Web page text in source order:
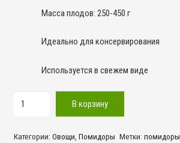
Масса плодов: 250-450 г
Идеально для консервирования
Используется в свежем виде
Количество
В корзину
Категории: Овощи Помидоры Метки: помидоры